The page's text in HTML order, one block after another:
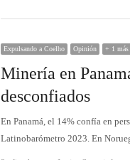
Expulsando a Coelho Opinión + 1 más
Minería en
desconfiados
En Panamá, el 14% confía en
Latinobarómetro 2023. En